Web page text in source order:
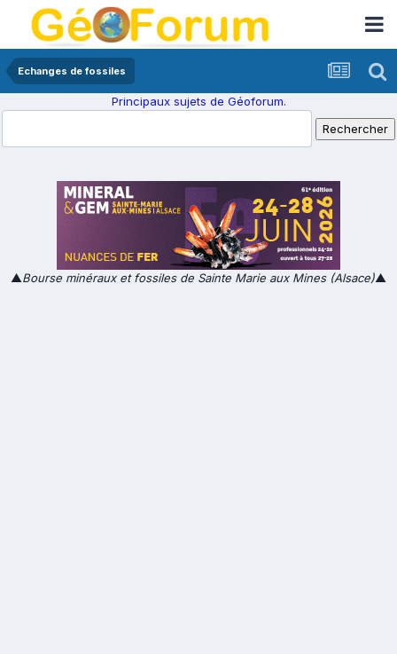
Echanges de fossiles
Principaux sujets de Géoforum.
▲Bourse minéraux et fossiles de Sainte Marie aux Mines (Alsace)▲